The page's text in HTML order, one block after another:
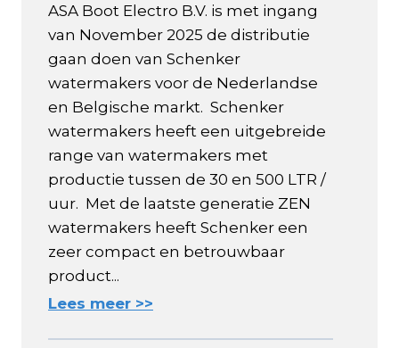
ASA Boot Electro B.V. is met ingang
van November 2025 de distributie
gaan doen van Schenker
watermakers voor de Nederlandse
en Belgische markt. Schenker
watermakers heeft een uitgebreide
range van watermakers met
productie tussen de 30 en 500 LTR /
uur. Met de laatste generatie ZEN
watermakers heeft Schenker een
zeer compact en betrouwbaar
product...
Lees meer >>